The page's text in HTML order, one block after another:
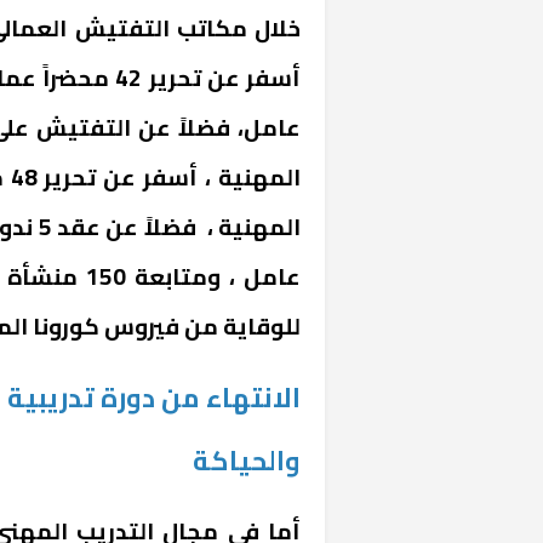
عامل ،
للوقاية من فيروس كورونا
والحياكة
خشبية